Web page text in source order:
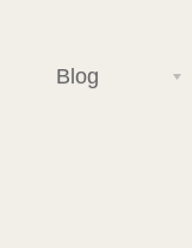
Blog